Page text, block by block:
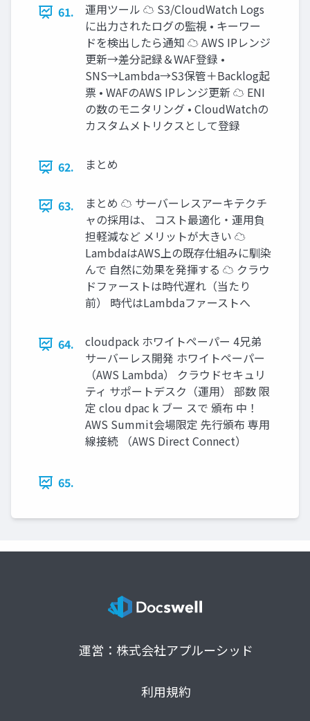
61.
運用ツール ☁ S3/CloudWatch Logs
に出力されたログの監視 • キーワー
ドを検出したら通知 ☁ AWS IPレンジ
更新→差分記録＆WAF登録 •
SNS→Lambda→S3保管＋Backlog起
票 • WAFのAWS IPレンジ更新 ☁ ENI
の数のモニタリング • CloudWatchの
カスタムメトリクスとして登録
62. まとめ
63.
まとめ ☁ サーバーレスアーキテクチ
ャの採用は、 コスト最適化・運用負
担軽減など メリットが大きい ☁
LambdaはAWS上の既存仕組みに馴染
んで 自然に効果を発揮する ☁ クラウ
ドファーストは時代遅れ（当たり
前） 時代はLambdaファーストへ
64.
cloudpack ホワイトペーパー 4兄弟
サーバーレス開発 ホワイトペーパー
（AWS Lambda） クラウドセキュリ
ティ サポートデスク（運用） 部数 限
定 clou dpac k ブー スで 頒布 中！
AWS Summit会場限定 先行頒布 専用
線接続 （AWS Direct Connect）
65.
運営：株式会社アプルーシッド
利用規約